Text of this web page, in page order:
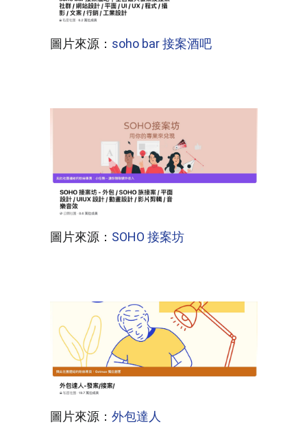
圖片來源： soho bar 接案酒吧
圖片來源： SOHO 接案坊
圖片來源： 外包達人